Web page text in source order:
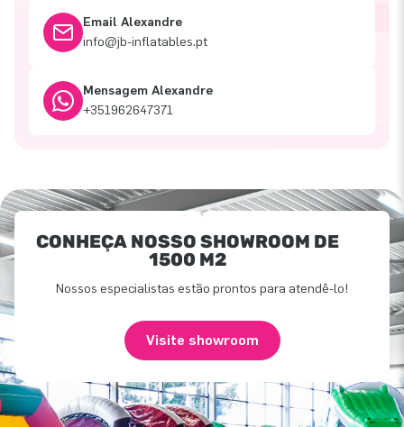
Email Alexandre
info@jb-inflatables.pt
Mensagem Alexandre
+351962647371
CONHEÇA NOSSO SHOWROOM DE
1500 M2
Nossos especialistas estão prontos para atendê-lo!
Visite showroom